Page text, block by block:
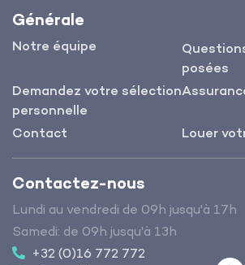
Générale
Notre équipe
posées
Demandez votre sélection
personnelle
Contact Louer
Contactez-nous
Lundi au vendredi de 09h jusqu'à 17h
Samedi: de 09h jusqu'à 13h
+32 (0)16 772 772